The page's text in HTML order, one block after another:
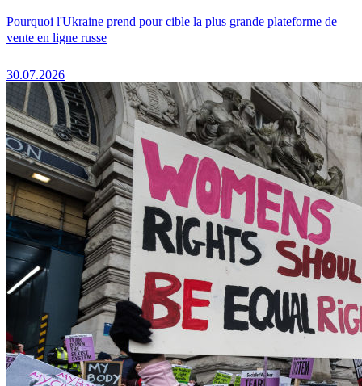
Pourquoi l'Ukraine prend pour cible la plus grande plateforme de
vente en ligne russe
30.07.2026